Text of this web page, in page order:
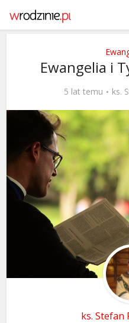
Ewangelia i
5 lat temu ks.
ks. Stefan